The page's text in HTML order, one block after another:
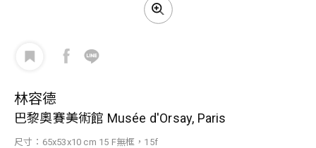
林容德
巴黎奧賽美術館 Musée d'Orsay, Paris
尺寸：65x53x10 cm 15 F無框，15f